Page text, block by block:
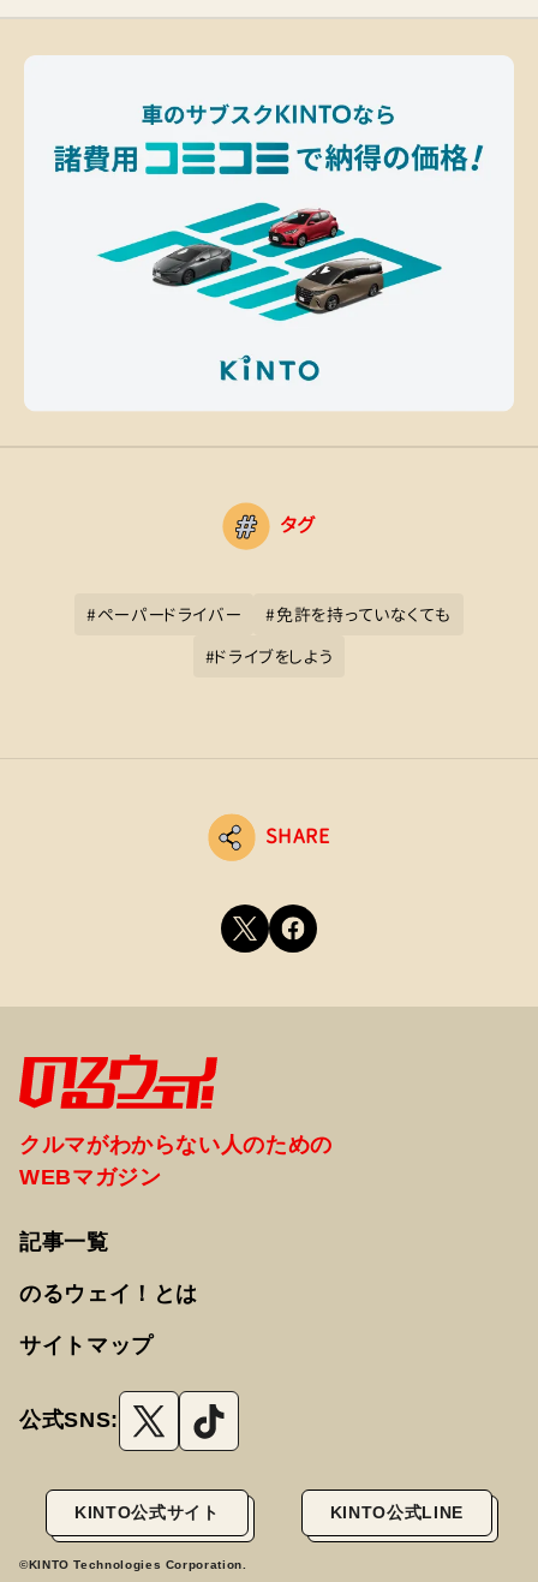
タグ
#ペーパードライバー #免許を持っていなくても
#ドライブをしよう
SHARE
クルマがわからない人のための
WEBマガジン
記事一覧
のるウェイ！とは
サイトマップ
公式SNS:
KINTO公式サイト KINTO公式LINE
©KINTO Technologies Corporation.